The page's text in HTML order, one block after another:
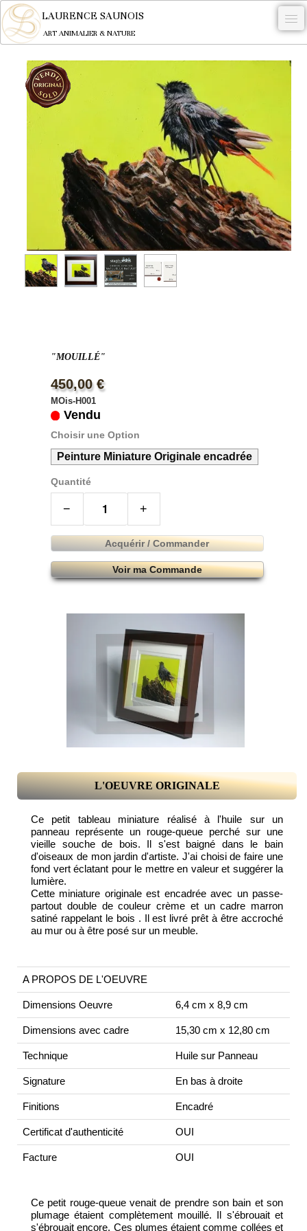
LAURENCE SAUNOIS
ART ANIMALIER & NATURE
NYMPHEUS LUMINANSIS.
OEUVRES
BECASSE
COMMANDE
L'ARTISTE.
CONTACT
Français
"MOUILLÉ"
450,00 €
MOis-H001
Vendu
Choisir une Option
Peinture Miniature Originale encadrée
Quantité
− +
Acquérir / Commander
Voir ma Commande
L'OEUVRE ORIGINALE
Ce petit tableau miniature réalisé à l'huile sur un
panneau représente un rouge-queue perché sur une
vieille souche de bois. Il s'est baigné dans le bain
d'oiseaux de mon jardin d'artiste. J'ai choisi de faire une
fond vert éclatant pour le mettre en valeur et suggérer la
lumière.
Cette miniature originale est encadrée avec un passe-
partout double de couleur crème et un cadre marron
satiné rappelant le bois . Il est livré prêt à être accroché
au mur ou à être posé sur un meuble.
A PROPOS DE L'OEUVRE
Dimensions Oeuvre 6,4 cm x 8,9 cm
Dimensions avec cadre 15,30 cm x 12,80 cm
Technique Huile sur Panneau
Signature En bas à droite
Finitions Encadré
Certificat d'authenticité OUI
Facture OUI
Ce petit rouge-queue venait de prendre son bain et son
plumage étaient complètement mouillé. Il s'ébrouait et
s'ébrouait encore. Ces plumes étaient comme collées et